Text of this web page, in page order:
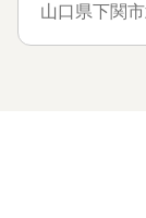
山口県下関